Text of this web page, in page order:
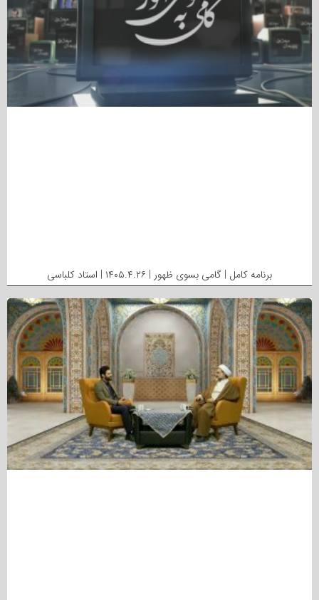
برنامه کامل | گامی بسوی ظهور | ۱۴۰۵.۴.۲۶ | استاد کلباسی